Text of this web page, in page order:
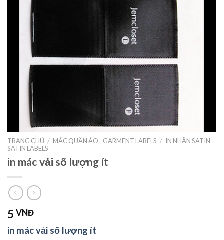
TRANG CHỦ / MÁC QUẦN ÁO - GARMENT LABELS / IN NHÃN SATIN -
SATIN LABELS
in mác vải số lượng ít
5 VNĐ
in mác vải số lượng ít